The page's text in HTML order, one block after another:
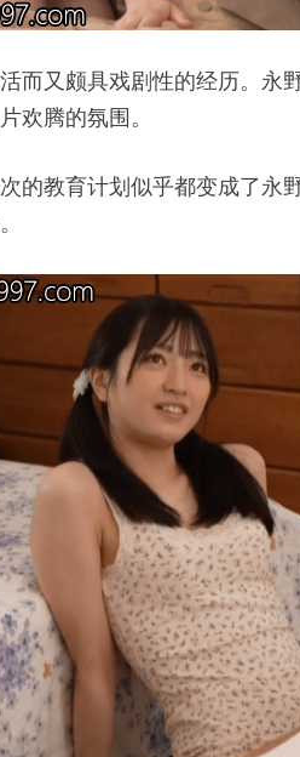
而又颇具戏剧性的经历。
欢腾的氛围。
教育计划似乎都变成了永